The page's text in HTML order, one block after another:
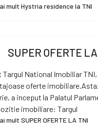
mult Hystria residence la TNI
SUPER OFERTE
Targul National Imobiliar
oferte
a inceput la Palatul
imobiliare: Targul
mult SUPER OFERTE LA TNI